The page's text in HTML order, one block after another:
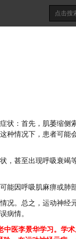
状：首先，肌萎缩侧
种情况下，患者可能
，甚至出现呼吸衰竭
能因呼吸肌麻痹或肺
况。总之，运动神经
病情。
医李景华学习。学